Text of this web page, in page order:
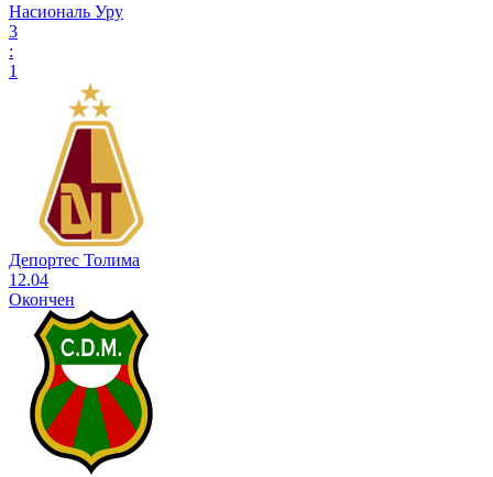
Насиональ Уру
3
:
1
Депортес Толима
12.04
Окончен